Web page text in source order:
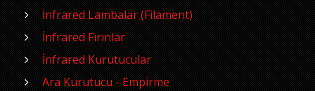
İnfrared Lambalar (Filament)
İnfrared Fırınlar
İnfrared Kurutucular
Ara Kurutucu - Empirme